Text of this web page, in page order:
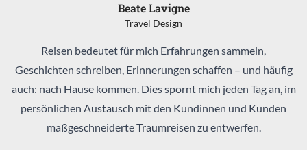
Beate Lavigne
Travel Design
Reisen bedeutet für mich Erfahrungen sammeln,
Geschichten schreiben, Erinnerungen schaffen – und häufig
auch: nach Hause kommen. Dies spornt mich jeden Tag an, im
persönlichen Austausch mit den Kundinnen und Kunden
maßgeschneiderte Traumreisen zu entwerfen.